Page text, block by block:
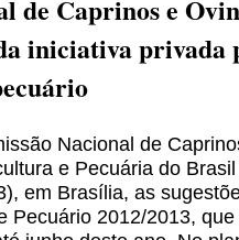
de Caprinos e
iniciativa
Nacional de
e Pecuária do
em Brasília, as
Pecuário 2012/2013,